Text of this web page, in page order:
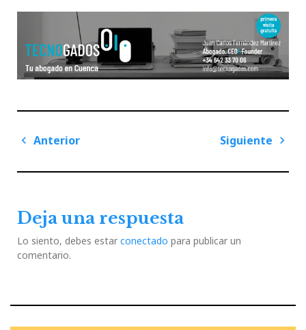
Navegación
entradas
Anterior
Siguiente
Deja una respuesta
Lo siento, debes estar conectado para publicar un
comentario.